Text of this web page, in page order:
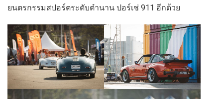
ยนตรกรรมสปอร์ตระดับตำนาน ปอร์เช่ 911 อีกด้วย